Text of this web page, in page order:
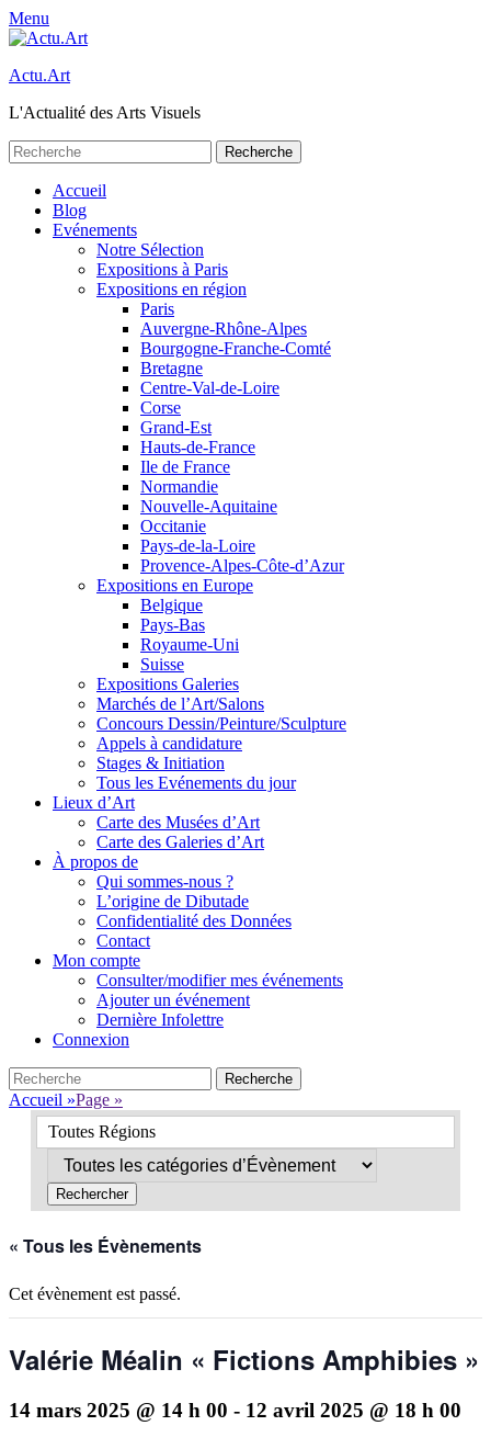
Menu
Actu.Art
L'Actualité des Arts Visuels
Recherche
pour:
Premier
menu
Aller
contenu
Accueil
Blog
Evénements
Notre Sélection
Expositions à Paris
Expositions en région
Paris
Auvergne-Rhône-Alpes
Bourgogne-Franche-Comté
Bretagne
Centre-Val-de-Loire
Corse
Grand-Est
Hauts-de-France
Ile de France
Normandie
Nouvelle-Aquitaine
Occitanie
Pays-de-la-Loire
Provence-Alpes-Côte-d’Azur
Expositions en Europe
Belgique
Pays-Bas
Royaume-Uni
Suisse
Expositions Galeries
Marchés de l’Art/Salons
Concours Dessin/Peinture/Sculpture
Appels à candidature
Stages & Initiation
Tous les Evénements du jour
Lieux d’Art
Carte des Musées d’Art
Carte des Galeries d’Art
À propos de
Qui sommes-nous ?
L’origine de Dibutade
Confidentialité des Données
Contact
Mon compte
Consulter/modifier mes événements
Ajouter un événement
Dernière Infolettre
Connexion
Search
Recherche
pour:
Accueil »Page »
Toutes Régions
« Tous les Évènements
Cet évènement est passé.
Valérie Méalin « Fictions Amphibies »
14 mars 2025 @ 14 h 00 - 12 avril 2025 @ 18 h 00